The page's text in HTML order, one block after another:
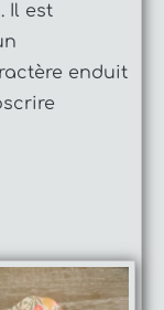
Il est
enduit